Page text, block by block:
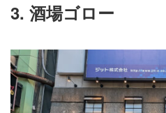
3. 酒場ゴロー